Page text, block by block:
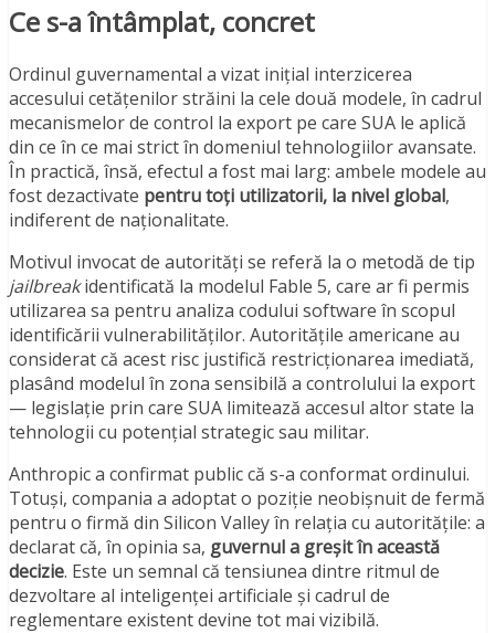
Ce s-a întâmplat, concret
Ordinul guvernamental a vizat inițial interzicerea
accesului cetățenilor străini la cele două modele, în cadrul
mecanismelor de control la export pe care SUA le aplică
din ce în ce mai strict în domeniul tehnologiilor avansate.
În practică, însă, efectul a fost mai larg: ambele modele au
fost dezactivate pentru toți utilizatorii, la nivel global,
indiferent de naționalitate.
Motivul invocat de autorități se referă la o metodă de tip
jailbreakidentificată la modelul Fable 5, care ar fi permis
utilizarea sa pentru analiza codului software în scopul
identificării vulnerabilităților. Autoritățile americane au
considerat că acest risc justifică restricționarea imediată,
plasând modelul în zona sensibilă a controlului la export
— legislație prin care SUA limitează accesul altor state la
tehnologii cu potențial strategic sau militar.
Anthropic a confirmat public că s-a conformat ordinului.
Totuși, compania a adoptat o poziție neobișnuit de fermă
pentru o firmă din Silicon Valley în relația cu autoritățile: a
declarat că, în opinia sa, guvernul a greșit în această
decizie. Este un semnal că tensiunea dintre ritmul de
dezvoltare al inteligenței artificiale și cadrul de
reglementare existent devine tot mai vizibilă.